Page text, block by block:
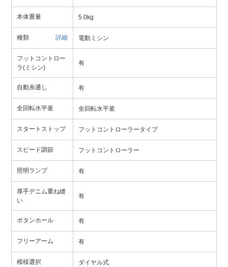
本体重量 5.0kg
種類 詳細 電動ミシン
フットコントロー
ラ(ミシン)
有
自動糸通し 有
全回転水平釜 全回転水平釜
スタートストップ フットコントローラータイプ
スピード調節 フットコントローラー
照明ランプ 有
厚手デニム重ね縫
い
有
ボタンホール 有
フリーアーム 有
模様選択 ダイヤル式